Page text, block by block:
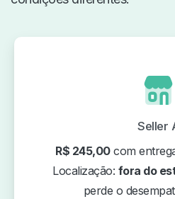
Seller
R$ 245,00com
Localização: fora do
perde o